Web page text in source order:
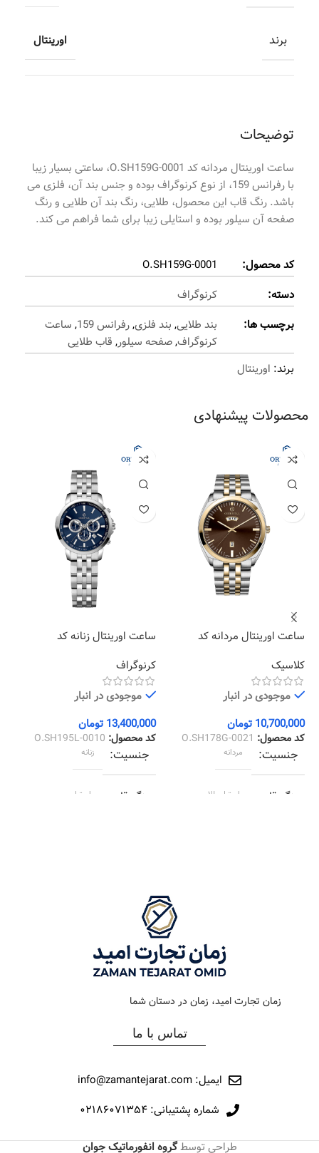
توضیحات
ساعت اورینتال مردانه کد O.SH159G-0001، ساعتی بسیار زیبا
با رفرانس 159، از نوع کرنوگراف بوده و جنس بند آن، فلزی می
باشد. رنگ قاب این محصول، طلایی، رنگ بند آن طلایی و رنگ
صفحه آن سیلور بوده و استایلی زیبا برای شما فراهم می کند.
کد محصول:
O.SH159G-0001
دسته:
کرنوگراف
برچسب ها:
بند طلایی, بند فلزی,رفرانس 159 , ساعت
کرنوگراف,صفحه سیلور, قاب طلایی
برند: اورینتال
برند اورینتال
محصولات پیشنهادی
ساعت اورینتال مردانه کد
کلاسیک
موجودی در انبار
10,700,000 تومان
کد محصول: O.SH178G-0021
جنسیت مردانه
رنگ قاب استيل طلايي
کلاسیک
رفرانس 178
ساعت اورینتال زنانه کد
کرنوگراف
موجودی در انبار
13,400,000 تومان
کد محصول: O.SH195L-0010
جنسیت زنانه
رنگ قاب استیل
جنس بند
نوع ساعت
رفرانس
برند
زمان تجارت امید، زمان در دستان شما
تماس با ما
ایمیل: info@zamantejarat.com
شماره پشتیبانی: ۰۲۱۸۶۰۷۱۳۵۴
طراحی توسطگروه انفورماتیک جوان